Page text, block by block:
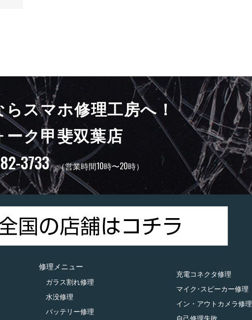
スマホ修理工房へ！
ーク甲斐双葉店
3733 （営業時間10時〜20時）
修理メニュー
ガラス割れ修理
水没修理
バッテリー修理
充電コネクタ修理
マイク･スピーカー修理
イン・アウトカメラ修理